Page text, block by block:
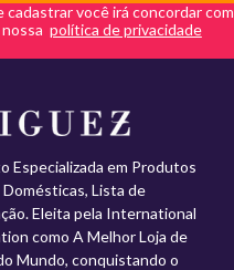
cadastrar você irá concordar com
nossa
Especializada em Produtos
Lista de
Eleita pela International
como A Melhor Loja de
Mundo, conquistando o